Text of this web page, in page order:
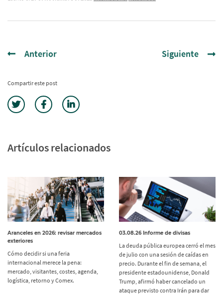
Anterior Siguiente
Compartir este post
Artículos relacionados
Aranceles en 2026: revisar mercados
exteriores
Cómo decidir si una feria
internacional merece la pena:
mercado, visitantes, costes, agenda,
logística, retorno y Comex.
03.08.26 Informe de divisas
La deuda pública europea cerró el mes
de julio con una sesión de caídas en
precio. Durante el fin de semana, el
presidente estadounidense, Donald
Trump, afirmó haber cancelado un
ataque previsto contra Irán para dar